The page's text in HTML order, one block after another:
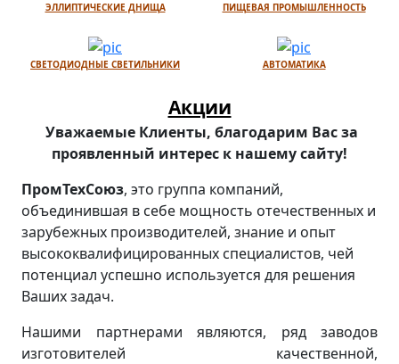
ЭЛЛИПТИЧЕСКИЕ ДНИЩА ПИЩЕВАЯ ПРОМЫШЛЕННОСТЬ
СВЕТОДИОДНЫЕ СВЕТИЛЬНИКИ АВТОМАТИКА
Акции
Уважаемые Клиенты, благодарим Вас за
проявленный интерес к нашему сайту!
ПромТехСоюз, это группа компаний,
объединившая в себе мощность отечественных и
зарубежных производителей, знание и опыт
высококвалифицированных специалистов, чей
потенциал успешно используется для решения
Ваших задач.
Нашими партнерами являются, ряд заводов
изготовителей качественной,